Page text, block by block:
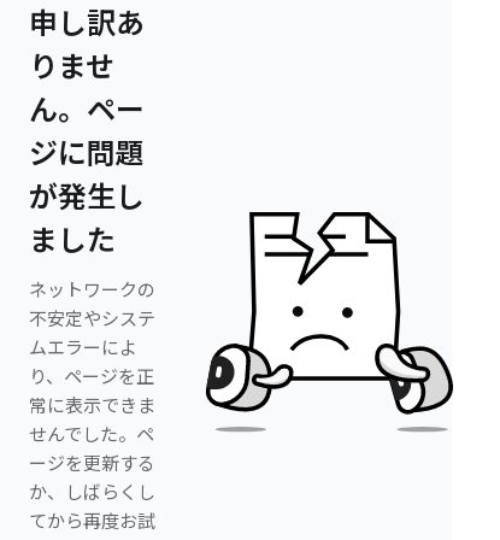
申し訳あ
りませ
ん。ペー
ジに問題
が発生し
ました
ネットワークの
不安定やシステ
ムエラーによ
り、ページを正
常に表示できま
せんでした。ペ
ージを更新する
か、しばらくし
てから再度お試